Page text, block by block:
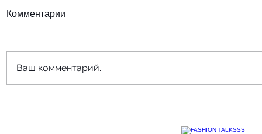
Комментарии
Ваш комментарий...